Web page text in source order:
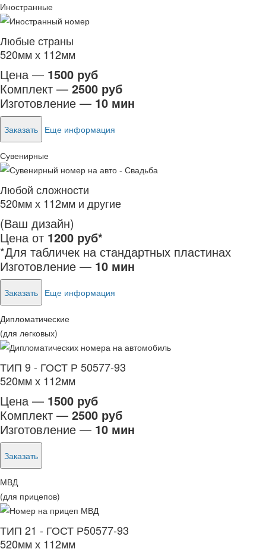
Иностранные
Любые страны
520мм х 112мм
Цена — 1500 руб
Комплект — 2500 руб
Изготовление — 10 мин
Заказать Еще информация
Сувенирные
Любой сложности
520мм х 112мм и другие
(Ваш дизайн)
Цена от 1200 руб*
*Для табличек на стандартных пластинах
Изготовление — 10 мин
Заказать Еще информация
Дипломатические
(для легковых)
ТИП 9 - ГОСТ Р 50577-93
520мм х 112мм
Цена — 1500 руб
Комплект — 2500 руб
Изготовление — 10 мин
Заказать
МВД
(для прицепов)
ТИП 21 - ГОСТ Р50577-93
520мм х 112мм